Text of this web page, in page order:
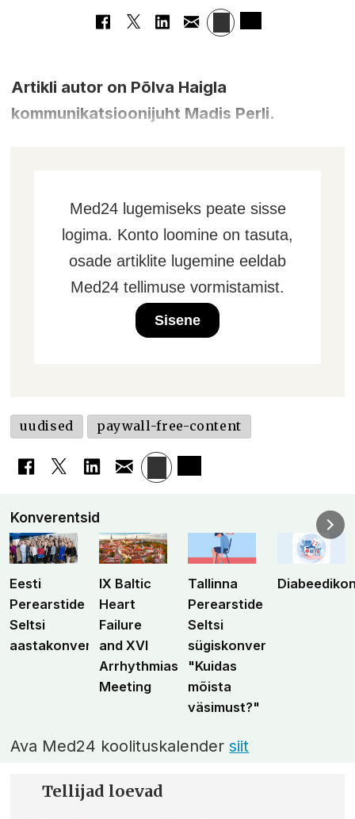
Artikli autor on Põlva Haigla
kommunikatsioonijuht Madis Perli.
Med24 lugemiseks peate sisse
logima. Konto loomine on tasuta,
osade artiklite lugemine eeldab
Med24 tellimuse vormistamist.
Sisene
uudised paywall-free-content
Konverentsid
Eesti
Perearstide
Seltsi
aastakonverents
IX Baltic
Heart
Failure
and XVI
Arrhythmias
Meeting
Tallinna
Perearstide
Seltsi
sügiskonverents
"Kuidas
mõista
väsimust?"
Ava Med24 koolituskalendersiit
Tellijad loevad